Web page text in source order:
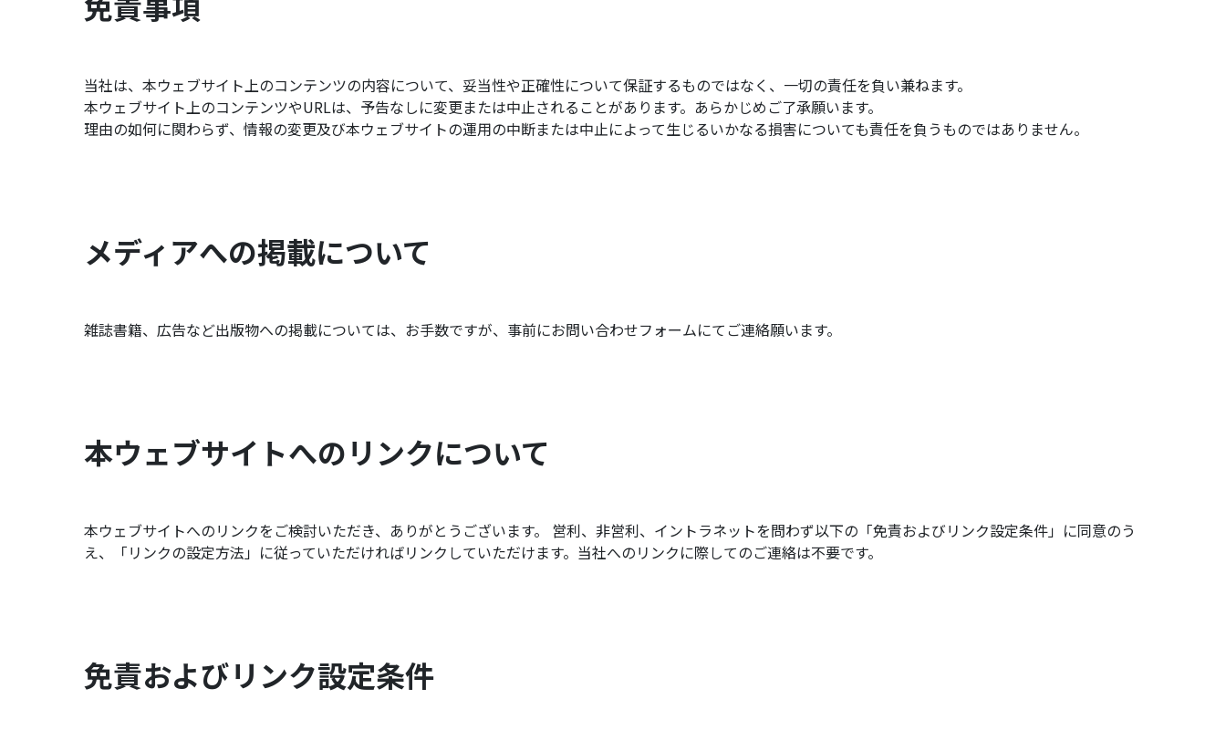
当社は、本ウェブサイト上のコンテンツの内容について、妥当性や正確性について保証するものではなく、一切の責任を負い兼ねます。
本ウェブサイト上のコンテンツやURLは、予告なしに変更または中止されることがあります。あらかじめご了承願います。
理由の如何に関わらず、情報の変更及び本ウェブサイトの運用の中断または中止によって生じるいかなる損害についても責任を負うものではありません。
メディアへの掲載について
雑誌書籍、広告など出版物への掲載については、お手数ですが、事前にお問い合わせフォームにてご連絡願います。
本ウェブサイトへのリンクについて
本ウェブサイトへのリンクをご検討いただき、ありがとうございます。 営利、非営利、イントラネットを問わず以下の「免責およびリンク設定条件」に同意のう
え、「リンクの設定方法」に従っていただければリンクしていただけます。当社へのリンクに際してのご連絡は不要です。
免責およびリンク設定条件